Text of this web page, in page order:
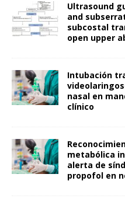
Ultrasound
and
subcostal
open upper
Intubación
nasal en
clínico
metabólica
alerta de
propofol en